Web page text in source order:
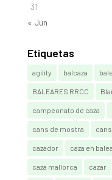
31
« Jun
Etiquetas
agility balcaza
BALEARES RRCC
campeonato de caza
cans de mostra
cazador caza en
caza mallorca cazar